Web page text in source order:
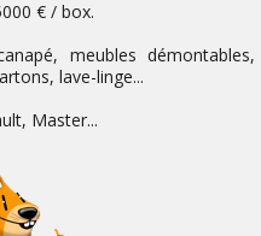
€ / box.
meubles démontables,
lave-linge...
Master...